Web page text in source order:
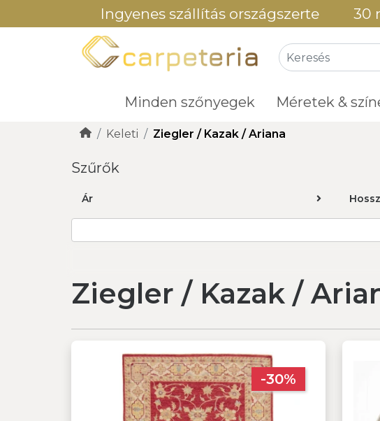
Ingyenes szállítás országszerte 30
Minden szőnyegek Méretek &
Keleti Ziegler / Kazak / Ariana
Szűrők
Ár
Ziegler / Kazak /
-30%